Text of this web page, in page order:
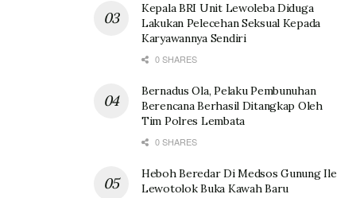
Kepala BRI Unit Lewoleba Diduga
Lakukan Pelecehan Seksual Kepada
Karyawannya Sendiri
0 SHARES
Bernadus Ola, Pelaku Pembunuhan
Berencana Berhasil Ditangkap Oleh
Tim Polres Lembata
0 SHARES
Heboh Beredar Di Medsos Gunung Ile
Lewotolok Buka Kawah Baru